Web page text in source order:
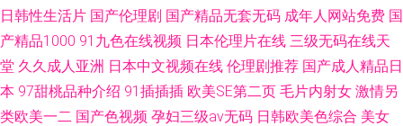
日韩性生活片 国产伦理剧 国产精品无套无码 成年人网站免费 国
产精品1000 91九色在线视频 日本伦理片在线 三级无码在线天
堂 久久成人亚洲 日本中文视频在线 伦理剧推荐 国产成人精品日
本 97甜桃品种介绍 91插插插 欧美SE第二页 毛片内射女 激情另
类欧美一二 国产色视频 孕妇三级av无码 日韩欧美色综合 美女